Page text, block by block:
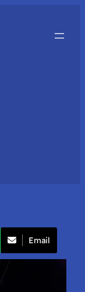
Email